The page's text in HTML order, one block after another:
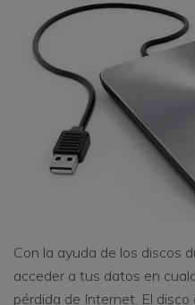
Con la ayuda de los discos
acceder a tus datos en
pérdida de Internet. El